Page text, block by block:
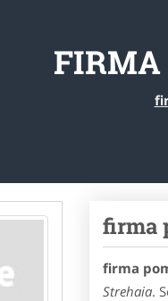
FIRMA
firma
firma
Strehaia.